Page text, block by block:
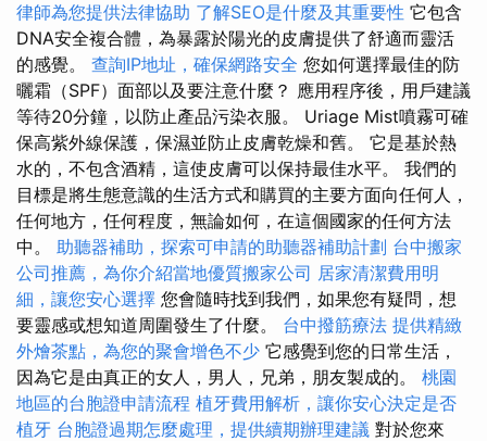
律師為您提供法律協助 了解SEO是什麼及其重要性 它包含
DNA安全複合體，為暴露於陽光的皮膚提供了舒適而靈活
的感覺。 查詢IP地址，確保網路安全 您如何選擇最佳的防
曬霜（SPF）面部以及要注意什麼？ 應用程序後，用戶建議
等待20分鐘，以防止產品污染衣服。 Uriage Mist噴霧可確
保高紫外線保護，保濕並防止皮膚乾燥和舊。 它是基於熱
水的，不包含酒精，這使皮膚可以保持最佳水平。 我們的
目標是將生態意識的生活方式和購買的主要方面向任何人，
任何地方，任何程度，無論如何，在這個國家的任何方法
中。 助聽器補助，探索可申請的助聽器補助計劃 台中搬家
公司推薦，為你介紹當地優質搬家公司 居家清潔費用明
細，讓您安心選擇 您會隨時找到我們，如果您有疑問，想
要靈感或想知道周圍發生了什麼。 台中撥筋療法 提供精緻
外燴茶點，為您的聚會增色不少 它感覺到您的日常生活，
因為它是由真正的女人，男人，兄弟，朋友製成的。 桃園
地區的台胞證申請流程 植牙費用解析，讓你安心決定是否
植牙 台胞證過期怎麼處理，提供續期辦理建議 對於您來